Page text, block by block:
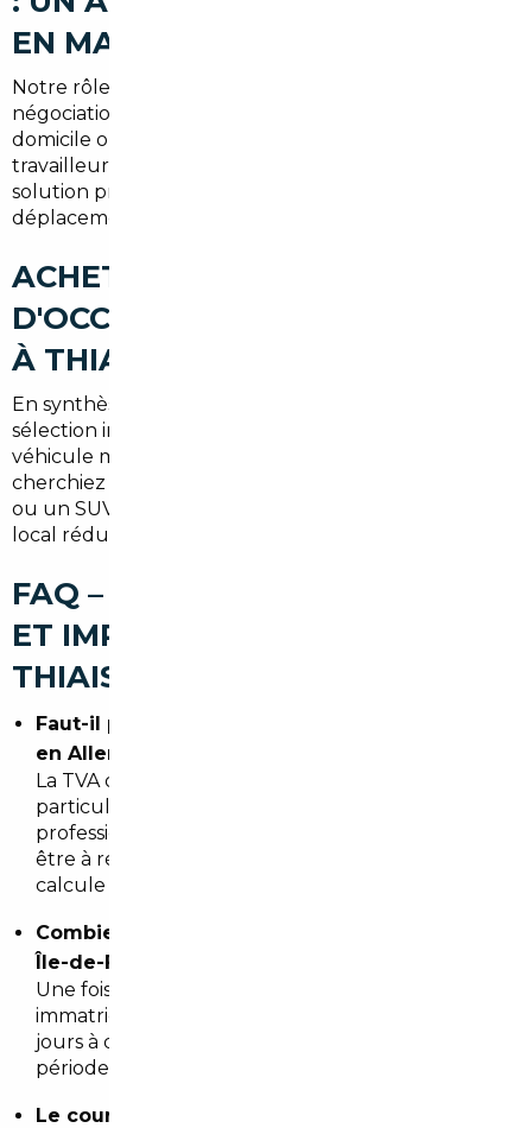
EN MAIN
Notre rôle couvre la recherche, la vérification, la
négociation et l administratif jusqu à la livraison à
domicile ou en point relais près de Thiais. Pour les
travailleurs se rendant à Paris ou Orly, c est une
solution pratique qui évite de multiplier les
déplacements à l étranger.
ACHETER UNE VOITURE
D'OCCASION AU MEILLEUR PRIX
À THIAIS
En synthèse, combiner l expertise d un courtier et la
sélection internationale permet d obtenir un
véhicule mieux équipé à tarif compétitif. Que vous
cherchiez une citadine pour circuler en centre-ville
ou un SUV familial, le recours à un professionnel
local réduit les risques et optimise le budget.
FAQ – COURTIER AUTOMOBILE
ET IMPORT DE VOITURE À
THIAIS
Faut-il payer la TVA pour un véhicule acheté
en Allemagne et importé à Thiais ?
La TVA dépend du statut du vendeur. Pour un
particulier elle est en général déjà payée. Pour un
professionnel intra-communautaire la TVA peut
être à régulariser. Le courtier vous conseille et
calcule le coût total.
Combien de temps prend l immatriculation en
Île-de-France ?
Une fois les documents complets, l
immatriculation peut être traitée en quelques
jours à deux semaines selon les démarches et la
période.
Le courtier garantit-il l historique du véhicule